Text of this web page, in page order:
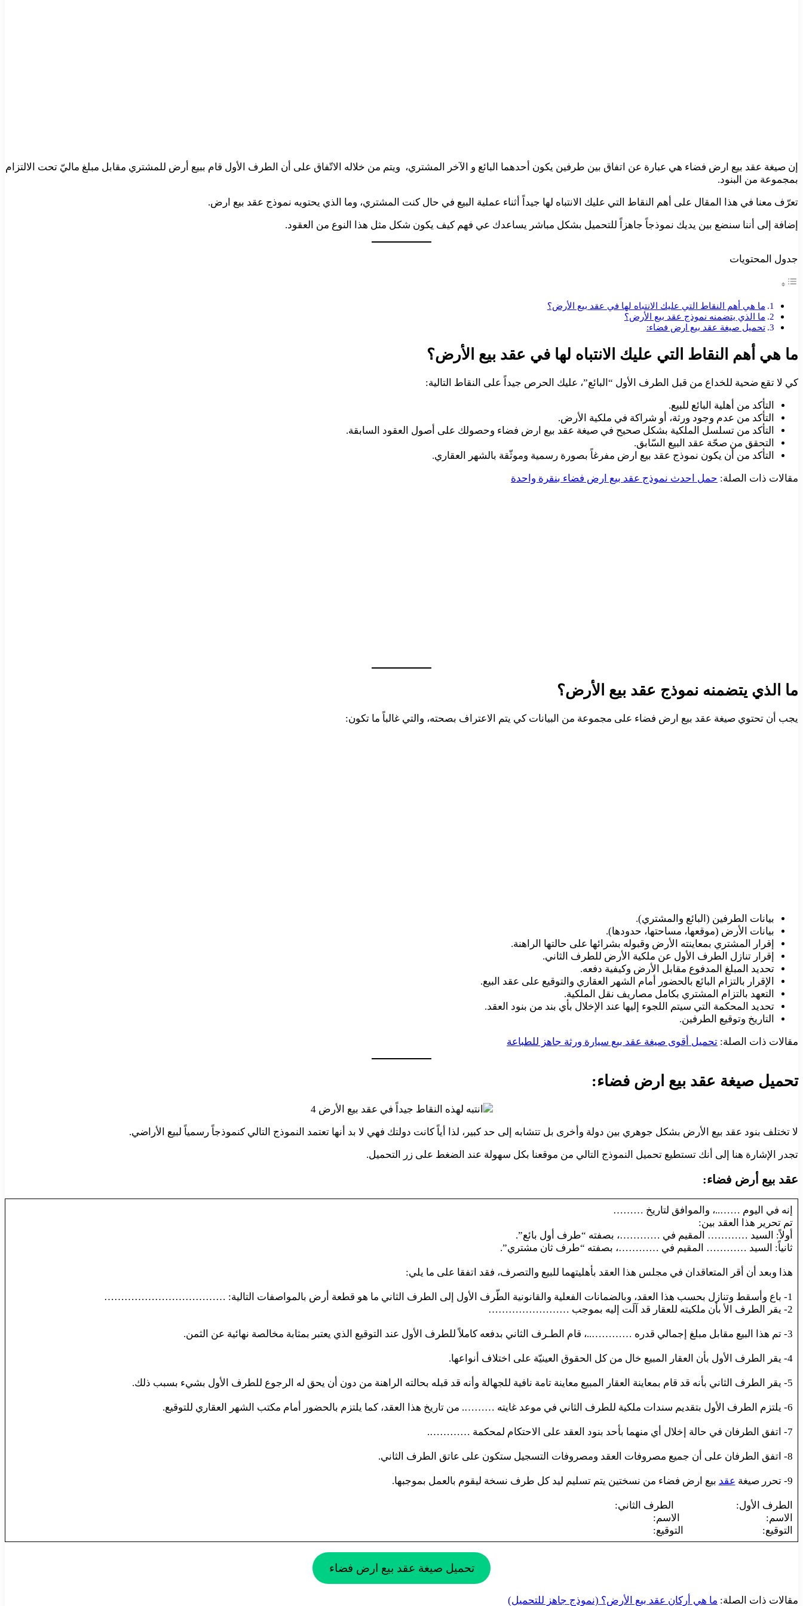
إن صيغة عقد بيع ارض فضاء هي عبارة عن اتفاق بين طرفين يكون أحدهما البائع و الآخر المشتري، ويتم من خلاله الاتّفاق على أن الطرف الأول قام ببيع أرض للمشتري مقابل مبلغ ماليّ تحت الالتزام
بمجموعة من البنود.
تعرّف معنا في هذا المقال على أهم النقاط التي عليك الانتباه لها جيداً أثناء عملية البيع في حال كنت المشتري، وما الذي يحتويه نموذج عقد بيع ارض.
إضافة إلى أننا سنضع بين يديك نموذجاً جاهزاً للتحميل بشكل مباشر يساعدك عي فهم كيف يكون شكل مثل هذا النوع من العقود.
جدول المحتويات
ما هي أهم النقاط التي عليك الانتباه لها في عقد بيع الأرض؟
ما الذي يتضمنه نموذج عقد بيع الأرض؟
تحميل صيغة عقد بيع ارض فضاء:
ما هي أهم النقاط التي عليك الانتباه لها في عقد بيع الأرض؟
كي لا تقع ضحية للخداع من قبل الطرف الأول “البائع”، عليك الحرص جيداً على النقاط التالية:
التأكد من أهلية البائع للبيع.
التأكد من عدم وجود ورثة، أو شراكة في ملكية الأرض.
التأكد من تسلسل الملكية بشكل صحيح في صيغة عقد بيع ارض فضاء وحصولك على أصول العقود السابقة.
التحقق من صحّة عقد البيع السّابق.
التأكد من أن يكون نموذج عقد بيع ارض مفرغاً بصورة رسمية وموثّقة بالشهر العقاري.
مقالات ذات الصلة: حمل احدث نموذج عقد بيع ارض فضاء بنقرة واحدة
ما الذي يتضمنه نموذج عقد بيع الأرض؟
يجب أن تحتوي صيغة عقد بيع ارض فضاء على مجموعة من البيانات كي يتم الاعتراف بصحته، والتي غالباً ما تكون:
بيانات الطرفين (البائع والمشتري).
بيانات الأرض (موقعها، مساحتها، حدودها).
إقرار المشتري بمعاينته الأرض وقبوله بشرائها على حالتها الراهنة.
إقرار تنازل الطرف الأول عن ملكية الأرض للطرف الثاني.
تحديد المبلغ المدفوع مقابل الأرض وكيفية دفعه.
الإقرار بالتزام البائع بالحضور أمام الشهر العقاري والتوقيع على عقد البيع.
التعهد بالتزام المشتري بكامل مصاريف نقل الملكية.
تحديد المحكمة التي سيتم اللجوء إليها عند الإخلال بأي بند من بنود العقد.
التاريخ وتوقيع الطرفين.
مقالات ذات الصلة: تحميل أقوى صيغة عقد بيع سيارة ورثة جاهز للطباعة
تحميل صيغة عقد بيع ارض فضاء:
لا تختلف بنود عقد بيع الأرض بشكل جوهري بين دولة وأخرى بل تتشابه إلى حد كبير، لذا أياً كانت دولتك فهي لا بد أنها تعتمد النموذج التالي كنموذجاً رسمياً لبيع الأراضي.
تجدر الإشارة هنا إلى أنك تستطيع تحميل النموذج التالي من موقعنا بكل سهولة عند الضغط على زر التحميل.
عقد بيع أرض فضاء:
إنه في اليوم ……..، والموافق لتاريخ ………
تم تحرير هذا العقد بين:
أولاً: السيد ………… المقيم في …………، بصفته “طرف أول بائع”.
ثانياً: السيد ………… المقيم في …………، بصفته “طرف ثان مشتري”.
هذا وبعد أن أقر المتعاقدان في مجلس هذا العقد بأهليتهما للبيع والتصرف، فقد اتفقا على ما يلي:
1- باع وأسقط وتنازل بحسب هذا العقد، وبالضمانات الفعلية والقانونية الطّرف الأول إلى الطرف الثاني ما هو قطعة أرض بالمواصفات التالية: ………………………………
2- يقر الطرف الأ بأن ملكيته للعقار قد آلَت إليه بموجب ……………………
3- تم هذا البيع مقابل مبلغ إجمالي قدره …………..، قام الطـرف الثاني بدفعه كاملاً للطرف الأول عند التوقيع الذي يعتبر بمثابة مخالصة نهائية عن الثمن.
4- يقر الطرف الأول بأن العقار المبيع خال من كل الحقوق العينيّة على اختلاف أنواعها.
5- يقر الطرف الثاني بأنه قد قام بمعاينة العقار المبيع معاينة تامة نافية للجهالة وأنه قد قبله بحالته الراهنة من دون أن يحق له الرجوع للطرف الأول بشيء بسبب ذلك.
6- يلتزم الطرف الأول بتقديم سندات ملكية للطرف الثاني في موعد غايته ………. من تاريخ هذا العقد، كما يلتزم بالحضور أمام مكتب الشهر العقاري للتوقيع.
7- اتفق الطرفان في حالة إخلال أي منهما بأحد بنود العقد على الاحتكام لمحكمة ………….
8- اتفق الطرفان على أن جميع مصروفات العقد ومصروفات التسجيل ستكون على عاتق الطرف الثاني.
9- تحرر صيغة عقد بيع ارض فضاء من نسختين يتم تسليم ليد كل طرف نسخة ليقوم بالعمل بموجبها.
الطرف الأول: الطرف الثاني:
الاسم: الاسم:
التوقيع: التوقيع:
تحميل صيغة عقد بيع ارض فضاء
مقالات ذات الصلة: ما هي أركان عقد بيع الأرض؟ (نموذج جاهز للتحميل)